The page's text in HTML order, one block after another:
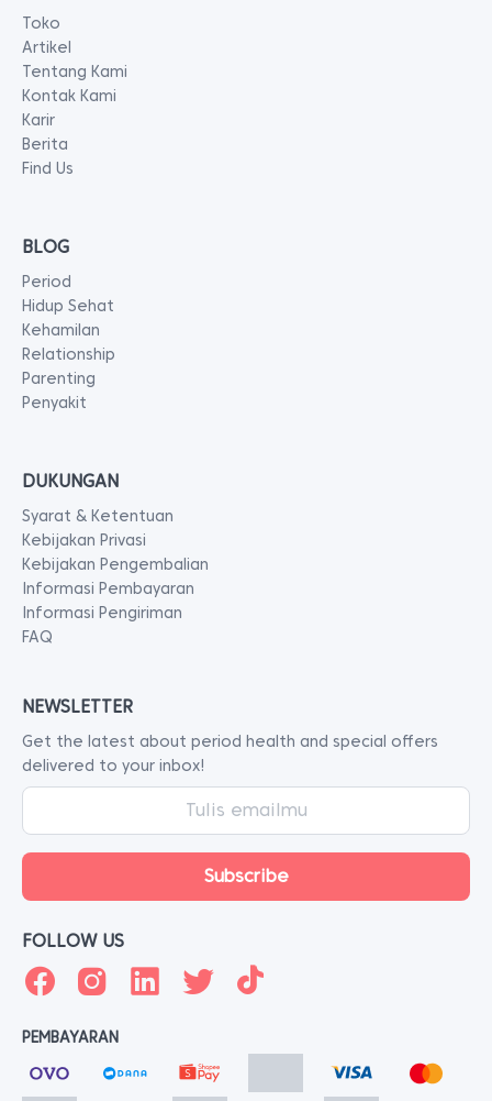
Toko
Artikel
Tentang Kami
Kontak Kami
Karir
Berita
Find Us
BLOG
Period
Hidup Sehat
Kehamilan
Relationship
Parenting
Penyakit
DUKUNGAN
Syarat & Ketentuan
Kebijakan Privasi
Kebijakan Pengembalian
Informasi Pembayaran
Informasi Pengiriman
FAQ
NEWSLETTER
Get the latest about period health and special offers
delivered to your inbox!
FOLLOW US
PEMBAYARAN